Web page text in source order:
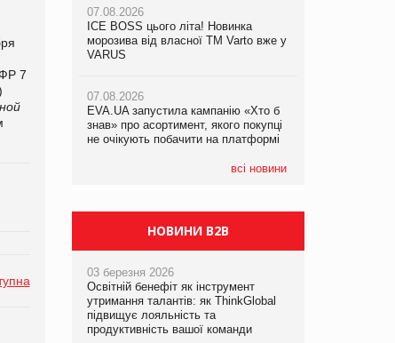
7
07.08.2026
ICE BOSS цього літа! Новинка
морозива від власної ТМ Varto вже у
VARUS
07.08.2026
EVA.UA запустила кампанію «Хто б
знав» про асортимент, якого покупці
не очікують побачити на платформі
всі новини
06.08.2026
Смачна новинка для хвостатих: у
VARUS з’явилися паучі Varto Paw
05.08.2026
Мережа супермаркетів VARUS купує
мережу магазинів формату
компанія налічуватиме 374 магазини
07.08.2026
Франція заборонила рекламні дзвінки
НОВИНИ B2B
03 березня 2026
Освітній бенефіт як інструмент
утримання талантів: як ThinkGlobal
підвищує лояльність та
продуктивність вашої команди